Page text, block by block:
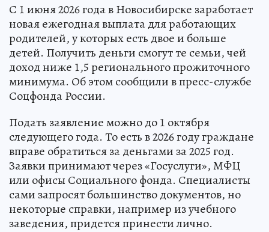
С 1 июня 2026 года в Новосибирске заработает
новая ежегодная выплата для работающих
родителей, у которых есть двое и больше
детей. Получить деньги смогут те семьи, чей
доход ниже 1,5 регионального прожиточного
минимума. Об этом сообщили в пресс-службе
Соцфонда России.
Подать заявление можно до 1 октября
следующего года. То есть в 2026 году граждане
вправе обратиться за деньгами за 2025 год.
Заявки принимают через «Госуслуги», МФЦ
или офисы Социального фонда. Специалисты
сами запросят большинство документов, но
некоторые справки, например из учебного
заведения, придется принести лично.